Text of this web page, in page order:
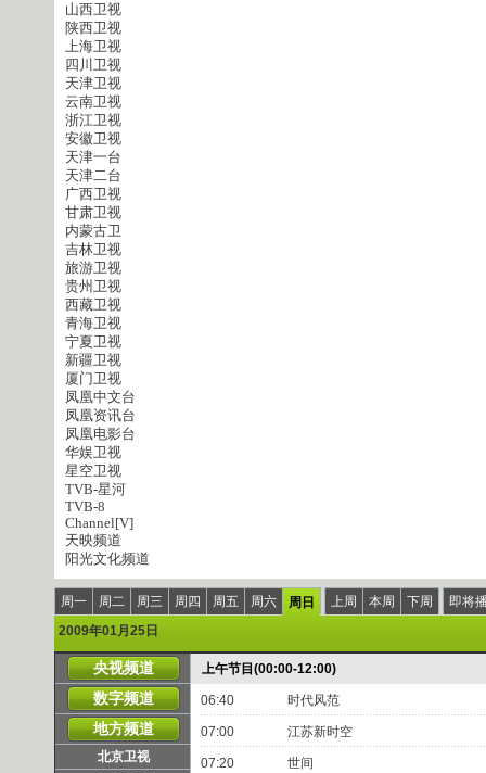
山西卫视
陕西卫视
上海卫视
四川卫视
天津卫视
云南卫视
浙江卫视
安徽卫视
天津一台
天津二台
广西卫视
甘肃卫视
内蒙古卫
吉林卫视
旅游卫视
贵州卫视
西藏卫视
青海卫视
宁夏卫视
新疆卫视
厦门卫视
凤凰中文台
凤凰资讯台
凤凰电影台
华娱卫视
星空卫视
TVB-星河
TVB-8
Channel[V]
天映频道
阳光文化频道
周一 周二 周三 周四 周五 周六 周日 上周 本周 下周
即将
2009年01月25日
央视频道
数字频道
地方频道
北京卫视
上午节目(00:00-12:00)
06:40 时代风范
07:00 江苏新时空
07:20 世间